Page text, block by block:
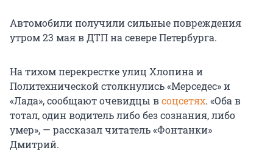
Автомобили получили сильные повреждения
утром 23 мая в ДТП на севере Петербурга.
На тихом перекрестке улиц Хлопина и
Политехнической столкнулись «Мерседес» и
«Лада», сообщают очевидцы всоцсетях. «Оба в
тотал, один водитель либо без сознания, либо
умер», — рассказал читатель «Фонтанки»
Дмитрий.